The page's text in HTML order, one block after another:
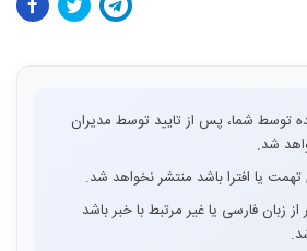
توسط شما، پس از تایید توسط مدیران
شد.
یا افترا باشد منتشر نخواهد شد.
زبان فارسی یا غیر مرتبط با خبر باشد